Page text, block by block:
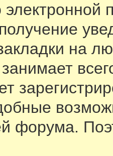
электронной
на
форума.